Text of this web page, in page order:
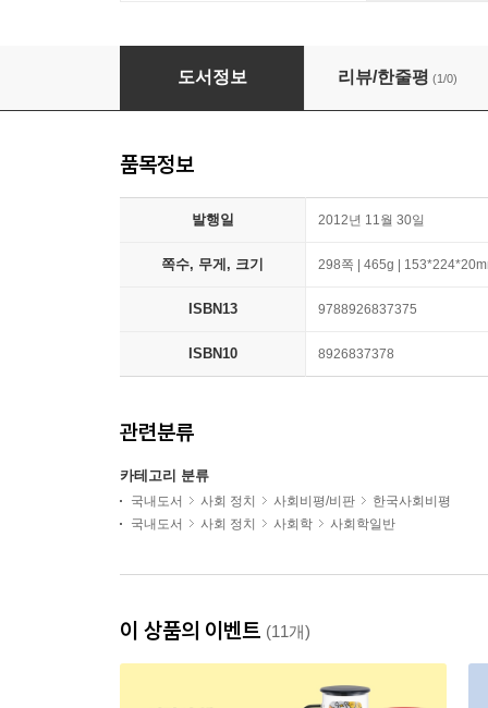
한국사회를 움직이는 7가지 설득력
도서정보 리뷰/한줄평 (1/0)
품목정보
발행일 2012년 11월 30일
쪽수, 무게, 크기 298쪽 | 465g |
ISBN13 9788926837375
ISBN10 8926837378
관련분류
카테고리 분류
국내도서 사회 정치 사회비평/비판
한국사회비평
국내도서
사회 정치 사회학 사회학일반
이 상품의 이벤트 (11개)